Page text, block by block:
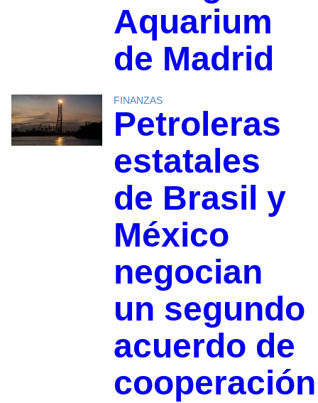
Aquarium
de Madrid
FINANZAS
Petroleras
estatales
de Brasil y
México
negocian
un segundo
acuerdo de
cooperación